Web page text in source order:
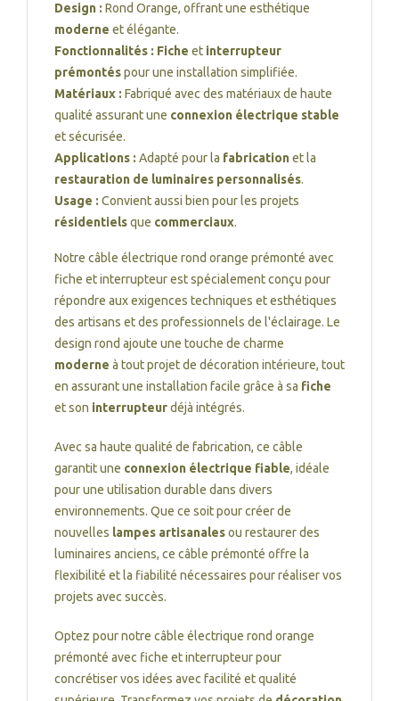
Design : Rond Orange, offrant une esthétique
moderne et élégante.
Fonctionnalités : Fiche et interrupteur
prémontéspour une installation simplifiée.
Matériaux : Fabriqué avec des matériaux de haute
qualité assurant une connexion électrique stable
et sécurisée.
Applications : Adapté pour la fabricationet la
restauration de luminaires personnalisés.
Usage : Convient aussi bien pour les projets
résidentielsque commerciaux.
Notre câble électrique rond orange prémonté avec
fiche et interrupteur est spécialement conçu pour
répondre aux exigences techniques et esthétiques
des artisans et des professionnels de l'éclairage. Le
design rond ajoute une touche de charme
moderne à tout projet de décoration intérieure, tout
en assurant une installation facile grâce à sa fiche
et son interrupteurdéjà intégrés.
Avec sa haute qualité de fabrication, ce câble
garantit une connexion électrique fiable, idéale
pour une utilisation durable dans divers
environnements. Que ce soit pour créer de
nouvelles lampes artisanalesou restaurer des
luminaires anciens, ce câble prémonté offre la
flexibilité et la fiabilité nécessaires pour réaliser vos
projets avec succès.
Optez pour notre câble électrique rond orange
prémonté avec fiche et interrupteur pour
concrétiser vos idées avec facilité et qualité